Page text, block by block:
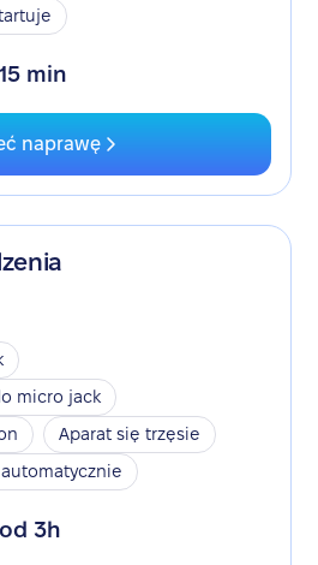
15 min
naprawę
micro jack
Aparat się trzęsie
od 3h